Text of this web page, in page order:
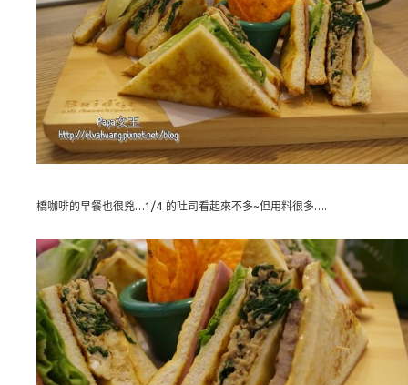
橋咖啡的早餐也很兇…1/4 的吐司看起來不多~但用料很多….